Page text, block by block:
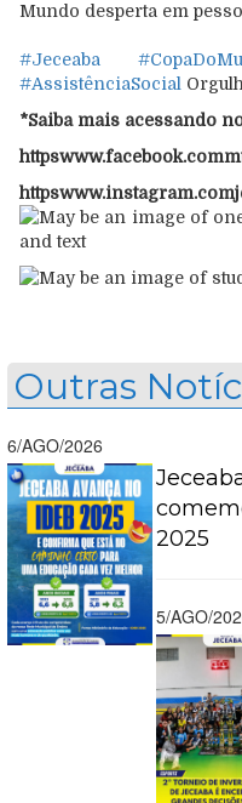
Mundo desperta em
#Jeceaba
#AssistênciaSocial
*Saiba mais acessando
Outras
6/AGO/2026
2025
5/AGO/